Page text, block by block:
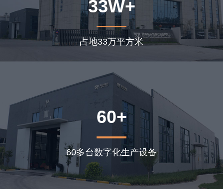
33W+
占地33万平方米
60+
60多台数字化生产设备